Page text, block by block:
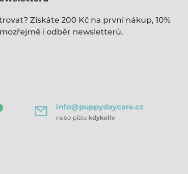
Získáte 200 Kč na první nákup, 10%
i odběr newsletterů.
info@puppydaycare.cz
nebo pište kdykoliv